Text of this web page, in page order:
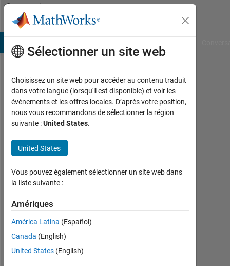
Passer au contenu
Community
Profile
Florian
Actif
depuis
2015
Followers:
Following:
Follow
Message
Sélectionner un site web
Choisissez un site web pour accéder au contenu traduit
dans votre langue (lorsqu'il est disponible) et voir les
événements et les offres locales. D’après votre position,
nous vous recommandons de sélectionner la région
suivante :United States.
United States
Vous pouvez également sélectionner un site web dans
la liste suivante :
Amériques
América Latina (Español)
Canada (English)
United States (English)